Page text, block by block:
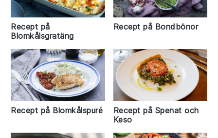
Recept på
Blomkålsgratäng
Recept på Bondbönor
Recept på Blomkålspuré
Recept på Spenat och
Keso